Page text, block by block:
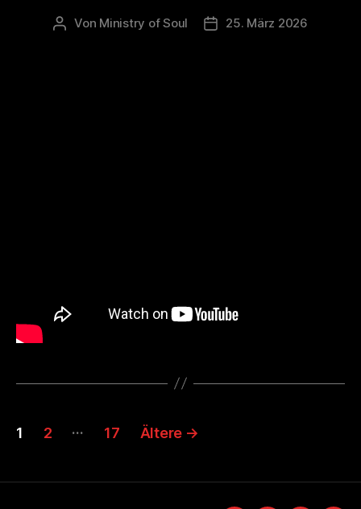
Beitragsautor
Von Ministry of Soul Veröffentlichungsdatum
25. März 2026
Seitennummerierung
Beiträge
1 2 … 17 Ältere →